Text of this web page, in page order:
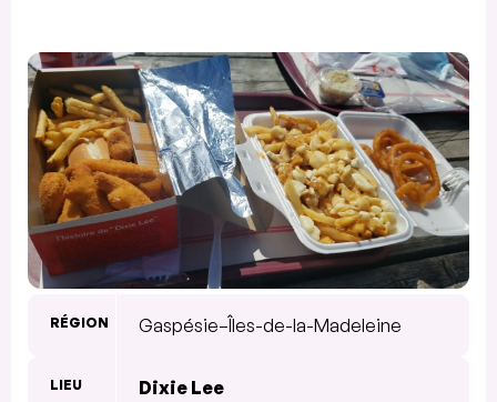
RÉGION Gaspésie–Îles-de-la-Madeleine
LIEU
Dixie Lee